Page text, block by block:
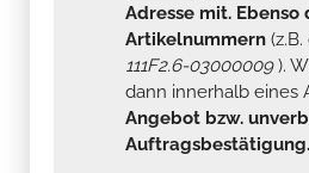
Adresse mit.
Artikelnummern
111F2.6-03000009).
dann innerhalb eines
Angebot bzw.
Auftragsbestätigung.